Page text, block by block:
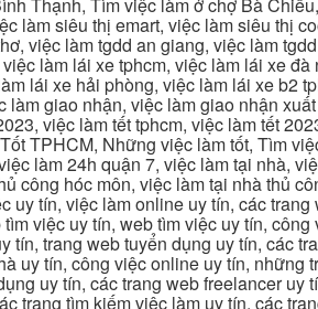
Thạnh, Tìm việc làm ở chợ Bà
làm siêu thị emart, việc làm siêu thị
việc làm tgdd an giang, việc làm
làm lái xe tphcm, việc làm lái xe
lái xe hải phòng, việc làm lái xe b2
giao nhận, việc làm giao nhận
việc làm tết tphcm, việc làm tết
TPHCM, Những việc làm tốt, Tìm
làm 24h quận 7, việc làm tại nhà,
công hóc môn, việc làm tại nhà thủ
tín, việc làm online uy tín, các
việc uy tín, web tìm việc uy tín,
trang web tuyển dụng uy tín, các
uy tín, công việc online uy tín, những
uy tín, các trang web freelancer uy
trang tìm kiếm việc làm uy tín, các